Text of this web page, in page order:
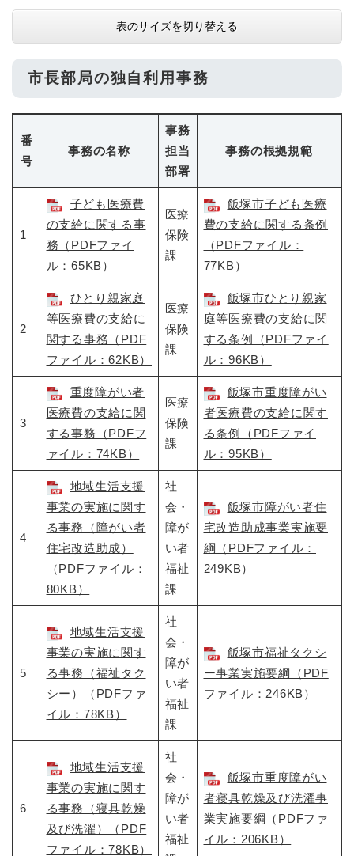
表のサイズを切り替える
市長部局の独自利用事務
番
号
事務の名称
事務
担当
部署
事務の根拠規範
1
子ども医療費
の支給に関する事
務（PDFファイ
ル：65KB）
医療
保険
課
飯塚市子ども医療
費の支給に関する条例
（PDFファイル：
77KB）
2
ひとり親家庭
等医療費の支給に
関する事務（PDF
ファイル：62KB）
医療
保険
課
飯塚市ひとり親家
庭等医療費の支給に関
する条例（PDFファイ
ル：96KB）
3
重度障がい者
医療費の支給に関
する事務（PDFフ
ァイル：74KB）
医療
保険
課
飯塚市重度障がい
者医療費の支給に関す
る条例（PDFファイ
ル：95KB）
4
地域生活支援
事業の実施に関す
る事務（障がい者
住宅改造助成）
（PDFファイル：
80KB）
社
会・
障が
い者
福祉
課
飯塚市障がい者住
宅改造助成事業実施要
綱（PDFファイル：
249KB）
5
地域生活支援
事業の実施に関す
る事務（福祉タク
シー）（PDFファ
イル：78KB）
社
会・
障が
い者
福祉
課
飯塚市福祉タクシ
ー事業実施要綱（PDF
ファイル：246KB）
6
地域生活支援
事業の実施に関す
る事務（寝具乾燥
及び洗濯）（PDF
ファイル：78KB）
社
会・
障が
い者
福祉
飯塚市重度障がい
者寝具乾燥及び洗濯事
業実施要綱（PDFファ
イル：206KB）